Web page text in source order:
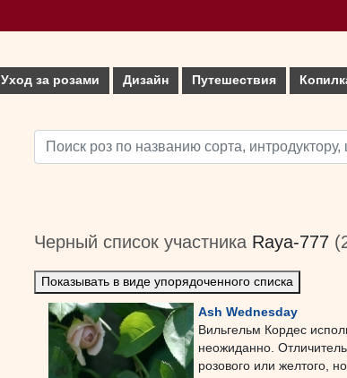
Уход за розами Дизайн Путешествия
Черный список участника Raya-777
Показывать в виде упорядоченного списка
Ash Wednesday
Вильгельм Кордес
неожиданно.
розового или желтого,